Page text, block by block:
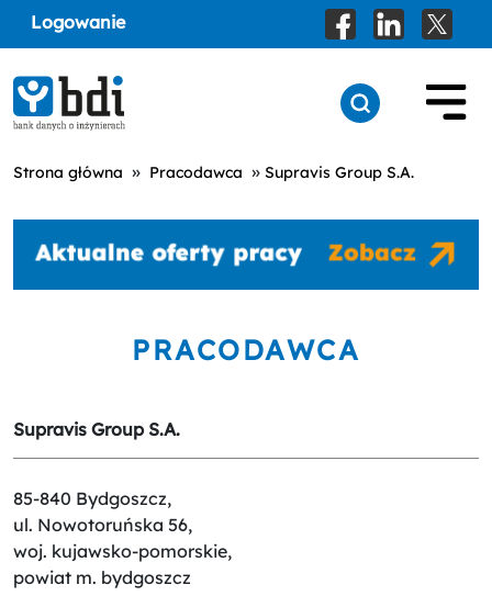
Logowanie
Strona główna » Pracodawca » Supravis Group S.A.
PRACODAWCA
Supravis Group S.A.
85-840 Bydgoszcz,
ul. Nowotoruńska 56,
woj. kujawsko-pomorskie,
powiat m. bydgoszcz